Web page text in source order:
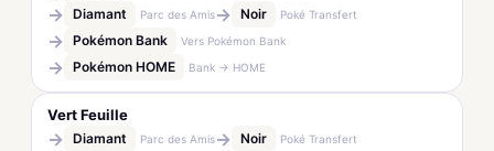
→ Diamant Parc des Amis→ Noir Poké Transfert
→ Pokémon Bank Vers Pokémon Bank
→ Pokémon HOME Bank → HOME
Vert Feuille
→ Diamant Parc des Amis→ Noir Poké Transfert